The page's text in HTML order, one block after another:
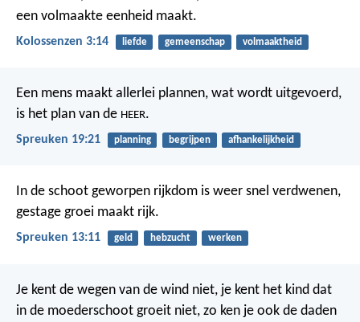
een volmaakte eenheid maakt.
Kolossenzen 3:14 liefde gemeenschap volmaaktheid
Een mens maakt allerlei plannen, wat wordt uitgevoerd,
is het plan van de HEER.
Spreuken 19:21 planning begrijpen afhankelijkheid
In de schoot geworpen rijkdom is weer snel verdwenen,
gestage groei maakt rijk.
Spreuken 13:11 geld hebzucht werken
Je kent de wegen van de wind niet, je kent het kind dat
in de moederschoot groeit niet, zo ken je ook de daden